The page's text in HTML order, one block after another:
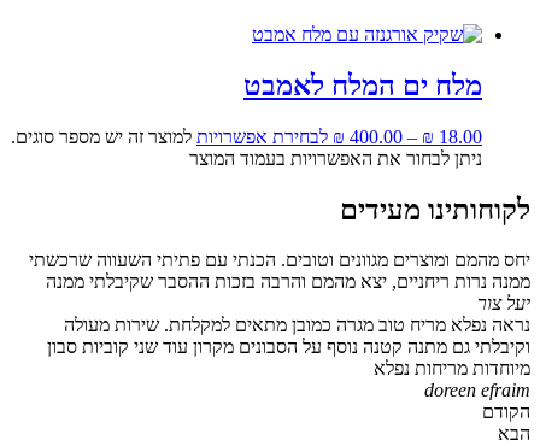
מלח ים המלח לאמבט
₪ 18.00
–
₪ 400.00 לבחירת אפשרויות למוצר זה יש מספר סוגים.
ניתן לבחור את האפשרויות בעמוד המוצר
לקוחותינו מעידים
יחס מהמם ומוצרים מגוונים וטובים. הכנתי עם פתיתי השעווה שרכשתי
ממנה נרות ריחניים, יצא מהמם והרבה בזכות ההסבר שקיבלתי ממנה
יעל צור
נראה נפלא מריח טוב מגרה כמובן מתאים למקלחת. שירות מעולה
וקיבלתי גם מתנה קטנה נוסף על הסבונים מקרון עוד שני קוביות סבון
מיוחדות מריחות נפלא
doreen efraim
הקודם
הבא